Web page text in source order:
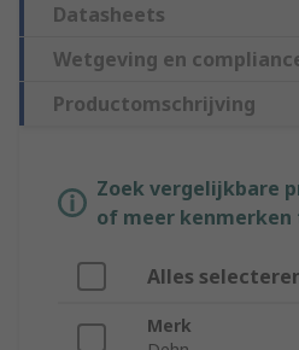
Datasheets
Wetgeving en
Productomschrijving
Zoek vergelijkbare
of meer
Alles
Merk